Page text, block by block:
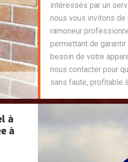
intéressés par un
nous vous invitons de
ramoneur
permettant de
besoin de votre
nous contacter pour
sans faute, profitable
à
à